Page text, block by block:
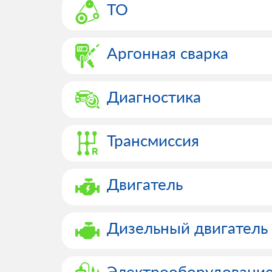
ТО
Аргонная сварка
Диагностика
Трансмиссия
Двигатель
Дизельный двигатель